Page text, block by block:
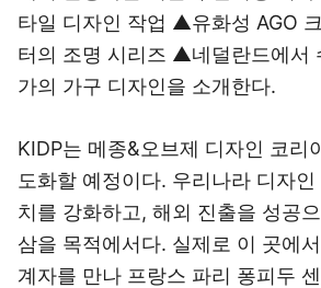
타일 디자인 작업 ▲유화성 AGO
터의 조명 시리즈 ▲네덜란드에서
가의 가구 디자인을 소개한다.
KIDP는 메종&오브제 디자인 코리
도화할 예정이다. 우리나라 디자
치를 강화하고, 해외 진출을 성공
삼을 목적에서다. 실제로 이 곳에
계자를 만나 프랑스 파리 퐁피두